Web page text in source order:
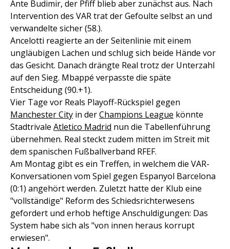
Ante Budimir, der Pfiff blieb aber zunächst aus. Nach
Intervention des VAR trat der Gefoulte selbst an und
verwandelte sicher (58.).
Ancelotti reagierte an der Seitenlinie mit einem
ungläubigen Lachen und schlug sich beide Hände vor
das Gesicht. Danach drängte Real trotz der Unterzahl
auf den Sieg. Mbappé verpasste die späte
Entscheidung (90.+1).
Vier Tage vor Reals Playoff-Rückspiel gegen
Manchester City in derChampions League könnte
Stadtrivale Atletico Madrid nun die Tabellenführung
übernehmen. Real steckt zudem mitten im Streit mit
dem spanischen Fußballverband RFEF.
Am Montag gibt es ein Treffen, in welchem die VAR-
Konversationen vom Spiel gegen Espanyol Barcelona
(0:1) angehört werden. Zuletzt hatte der Klub eine
"vollständige" Reform des Schiedsrichterwesens
gefordert und erhob heftige Anschuldigungen: Das
System habe sich als "von innen heraus korrupt
erwiesen".